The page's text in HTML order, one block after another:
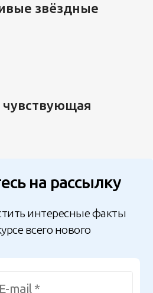
звёздные
на рассылку
интересные факты
всего нового